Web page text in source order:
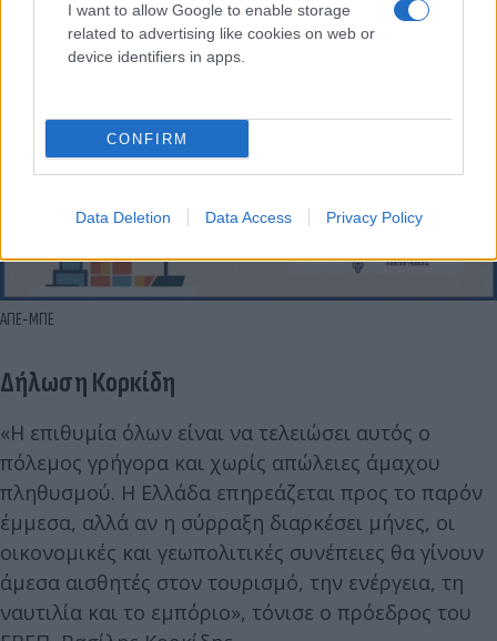
I want to allow Google to enable storage
related to advertising like cookies on web or
device identifiers in apps.
CONFIRM
Data Deletion Data Access Privacy Policy
ΑΠΕ-ΜΠΕ
Δήλωση Κορκίδη
«Η επιθυμία όλων είναι να τελειώσει αυτός ο
πόλεμος γρήγορα και χωρίς απώλειες άμαχου
πληθυσμού. Η Ελλάδα επηρεάζεται προς το παρόν
έμμεσα, αλλά αν η σύρραξη διαρκέσει μήνες, οι
οικονομικές και γεωπολιτικές συνέπειες θα γίνουν
άμεσα αισθητές στον τουρισμό, την ενέργεια, τη
ναυτιλία και το εμπόριο», τόνισε ο πρόεδρος του